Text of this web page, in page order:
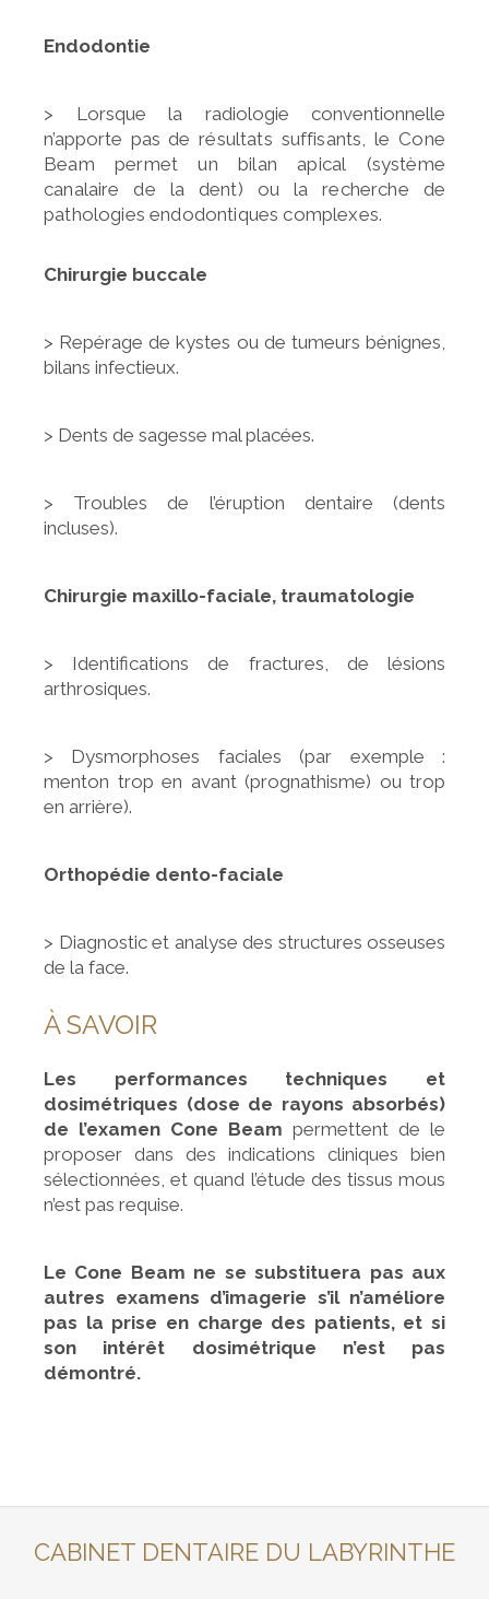
Endodontie
> Lorsque la radiologie conventionnelle
n’apporte pasde résultats suffisants, le Cone
Beam permet un bilan apical (système
canalaire de la dent) ou la recherche de
pathologiesendodontiques complexes.
Chirurgie buccale
> Repérage de kystes ou de tumeurs bénignes,
bilans infectieux.
> Dents de sagesse mal placées.
> Troubles de l’éruption dentaire (dents
incluses).
Chirurgie maxillo-faciale, traumatologie
> Identifications de fractures, de lésions
arthrosiques.
> Dysmorphoses faciales (par exemple :
menton trop en avant (prognathisme) ou trop
en arrière).
Orthopédie dento-faciale
> Diagnostic et analyse des structures osseuses
de la face.
À SAVOIR
Les performances techniques et
dosimétriques (dose de rayons absorbés)
de l’examen Cone Beam permettent de le
proposer dans des indications cliniques bien
sélectionnées, et quand l’étude des tissus mous
n’est pas requise.
Le Cone Beam ne se substituera pas aux
autres examens d’imagerie s’il n’améliore
pas la prise en charge des patients, et si
son intérêt dosimétrique n’est pas
démontré.
CABINET DENTAIRE DU LABYRINTHE